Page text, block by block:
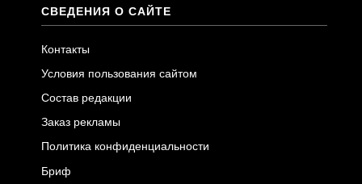
СВЕДЕНИЯ О САЙТЕ
Контакты
Условия пользования сайтом
Состав редакции
Заказ рекламы
Политика конфиденциальности
Бриф